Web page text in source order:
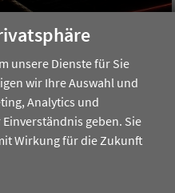
unsere Dienste für Sie
wir Ihre Auswahl und
Analytics und
geben. Sie
Wirkung für die Zukunft